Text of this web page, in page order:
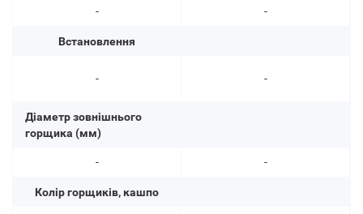
-
Встановлення
-
Діаметр зовнішнього
горщика (мм)
-
Колір горщиків, кашпо
-
-
-